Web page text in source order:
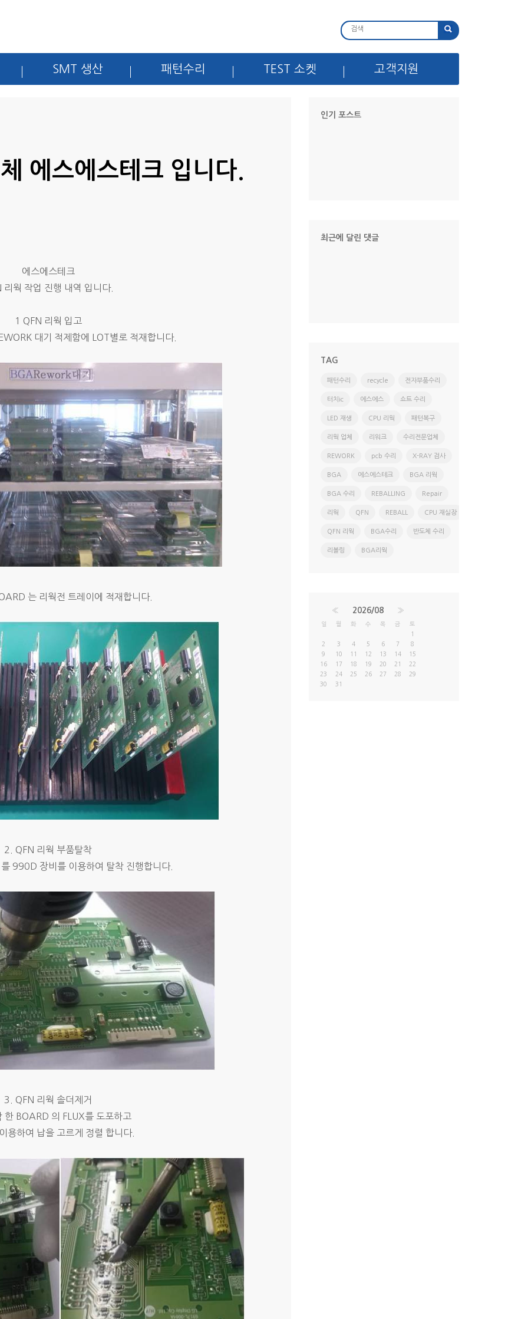
SMT 생산 패턴수리 TEST 소켓 고객지원
에스에스테크 입니다.
에스에스테크
리웍 작업 진행 내역 입니다.
1 QFN 리웍 입고
대기 적제함에 LOT별로 적재합니다.
는 리웍전 트레이에 적재합니다.
2. QFN 리웍 부품탈착
990D 장비를 이용하여 탈착 진행합니다.
3. QFN 리웍 솔더제거
한 BOARD 의 FLUX를 도포하고
용하여 납을 고르게 정렬 합니다.
인기 포스트
최근에 달린 댓글
TAG
패턴수리 recycle 전자부품수리
터치ic 에스에스 쇼트 수리
LED 재생 CPU 리웍 패턴복구
리웍 업체 리워크 수리전문업체
REWORK pcb 수리 X-RAY 검사
BGA 에스에스테크 BGA 리웍
BGA 수리 REBALLING Repair
리웍 QFN REBALL CPU 재실장
QFN 리웍 BGA수리 반도체 수리
리볼링 BGA리웍
« 2026/08 »
일 월 화 수 목 금 토
1
2
3 4 5 6 7
8
9
10 11 12 13 14
15
16
17 18 19 20 21
22
23
24 25 26 27 28
29
30
31